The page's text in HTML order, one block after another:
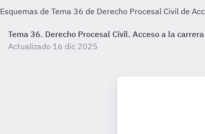
Esquemas de Tema 36 de Derecho Procesal Civil de
Tema 36. Derecho Procesal Civil. Acceso a la
Actualizado 16 dic 2025